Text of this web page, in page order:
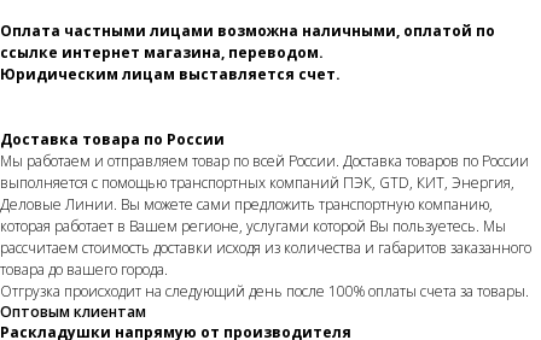
Оплата частными лицами возможна наличными, оплатой по
ссылке интернет магазина, переводом.
Юридическим лицам выставляется счет.
Доставка товара по России
Мы работаем и отправляем товар по всей России. Доставка товаров по России
выполняется с помощью транспортных компаний ПЭК, GTD, КИТ, Энергия,
Деловые Линии. Вы можете сами предложить транспортную компанию,
которая работает в Вашем регионе, услугами которой Вы пользуетесь. Мы
рассчитаем стоимость доставки исходя из количества и габаритов заказанного
товара до вашего города.
Отгрузка происходит на следующий день после 100% оплаты счета за товары.
Оптовым клиентам
Раскладушки напрямую от производителя